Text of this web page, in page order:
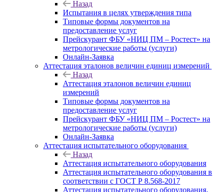
Назад
Испытания в целях утверждения типа
Типовые формы документов на
предоставление услуг
Прейскурант ФБУ «НИЦ ПМ – Ростест» на
метрологические работы (услуги)
Онлайн-Заявка
Аттестация эталонов величин единиц измерений
Назад
Аттестация эталонов величин единиц
измерений
Типовые формы документов на
предоставление услуг
Прейскурант ФБУ «НИЦ ПМ – Ростест» на
метрологические работы (услуги)
Онлайн-Заявка
Аттестация испытательного оборудования
Назад
Аттестация испытательного оборудования
Аттестация испытательного оборудования в
соответствии с ГОСТ Р 8.568-2017
Аттестация испытательного оборудования,